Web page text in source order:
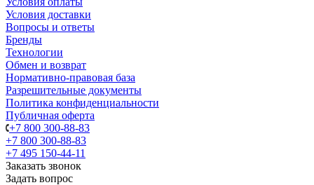
Условия доставки
Вопросы и ответы
Бренды
Технологии
Обмен и возврат
Нормативно-правовая база
Разрешительные документы
Политика конфиденциальности
Публичная оферта
+7 800 300-88-83
+7 800 300-88-83
+7 495 150-44-11
Заказать звонок
Задать вопрос